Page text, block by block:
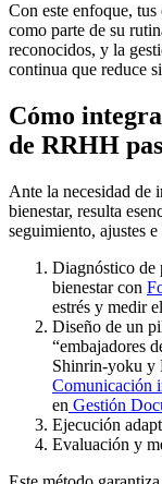
Con este enfoque,
como parte de su
reconocidos, y la
continua que reduce
Cómo
de RRHH
Ante la necesidad de
bienestar, resulta
seguimiento, ajustes
Diagnóstico de
bienestar con
estrés y medir
Diseño de un
“embajadores
Shinrin-yoku y
Comunicación
en Gestión
Ejecución
Evaluación y